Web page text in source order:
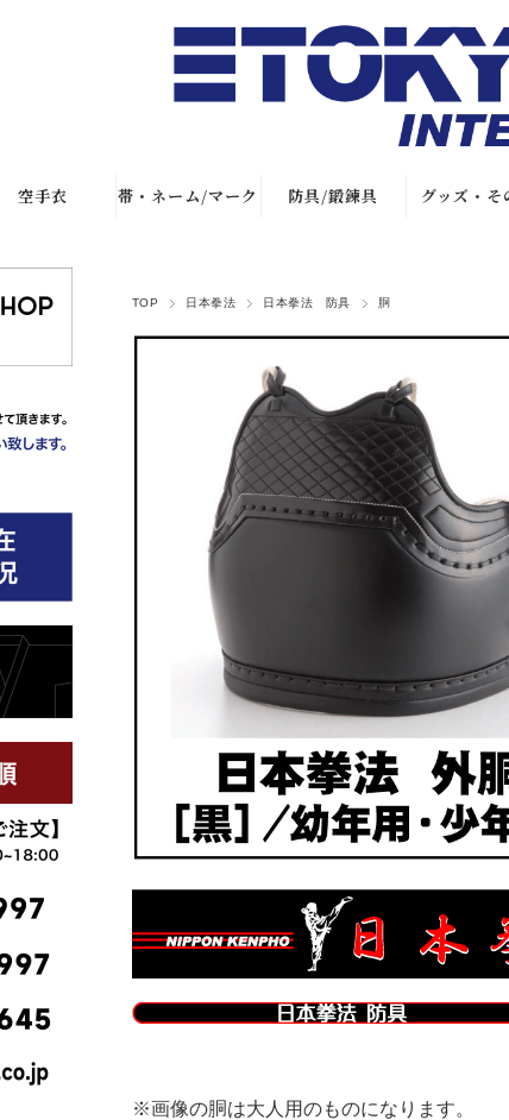
空手衣
アスリート
イテン空手
1(組手用)
1(組手用)
トラレーザ
ー(組手用)
AT-3(形用)
拳魂(形用)
9(初心者)
11(初心者)
ムライ(師
上級者)
帯・ネーム/マーク
黒帯
胸マーク刺繍
防具/鍛錬具
キックミット/
鍛錬具
サポーター
グッズ・そ
Tシャツ
健康関連グ
本・
試合用品/
ット/試
フルコンタ
日本拳
TOP 日本拳法 日本拳法 防具 胴
※画像の胴は大人用のものになります。